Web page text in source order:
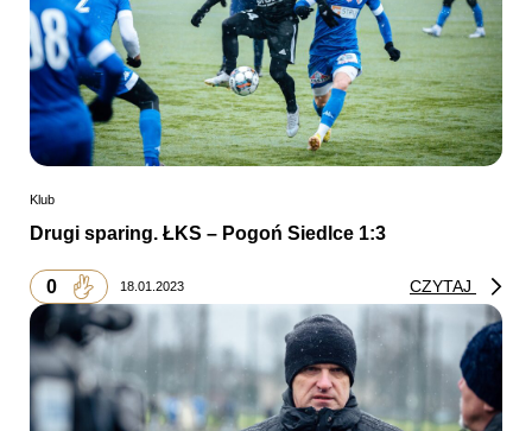
Klub
Drugi sparing. ŁKS – Pogoń Siedlce 1:3
0 18.01.2023 CZYTAJ